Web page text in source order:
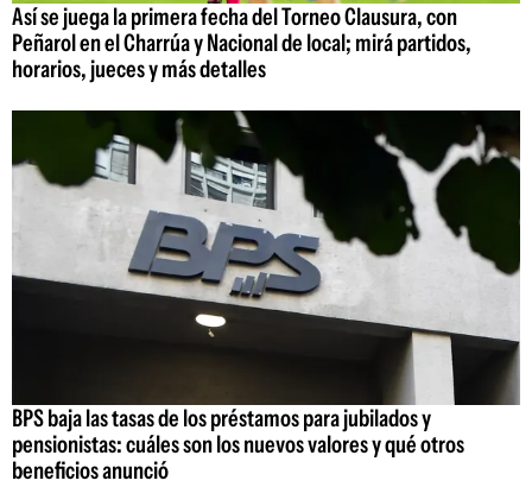
Así se juega la primera fecha del Torneo Clausura, con
Peñarol en el Charrúa y Nacional de local; mirá partidos,
horarios, jueces y más detalles
BPS baja las tasas de los préstamos para jubilados y
pensionistas: cuáles son los nuevos valores y qué otros
beneficios anunció